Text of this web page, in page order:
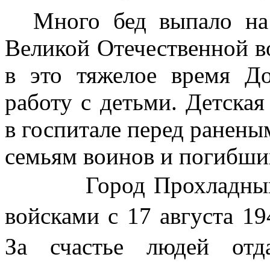
Много бед выпало
Великой Отечественной
в это тяжелое время
работу с детьми.
в госпитале перед
семьям воинов и
Город Прохладный
войсками с 17 августа
За счастье людей